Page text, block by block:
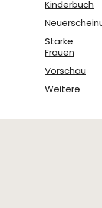
Kinderbuch
Starke
Frauen
Vorschau
Weitere